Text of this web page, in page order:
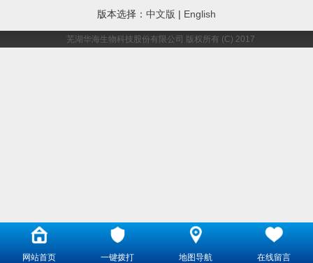
版本选择： 中文版 | English
芜湖华海生物科技股份有限公司 版权所有 (C) 2017
网站首页 一键拨打 地图导航 在线留言